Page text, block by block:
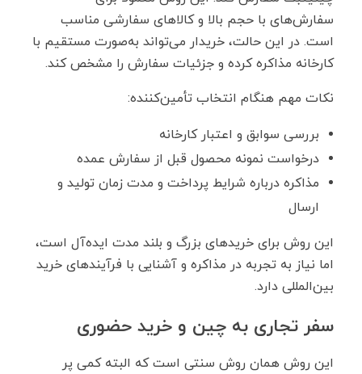
سفارش‌های با حجم بالا و کالاهای سفارشی مناسب
است. در این حالت، خریدار می‌تواند به‌صورت مستقیم با
کارخانه مذاکره کرده و جزئیات سفارش را مشخص کند.
نکات مهم هنگام انتخاب تأمین‌کننده:
بررسی سوابق و اعتبار کارخانه
درخواست نمونه محصول قبل از سفارش عمده
مذاکره درباره شرایط پرداخت و مدت زمان تولید و
ارسال
این روش برای خریدهای بزرگ و بلند مدت ایده‌آل است،
اما نیاز به تجربه در مذاکره و آشنایی با فرآیندهای خرید
بین‌المللی دارد.
سفر تجاری به چین و خرید حضوری
این روش همان روش سنتی است که البته کمی پر